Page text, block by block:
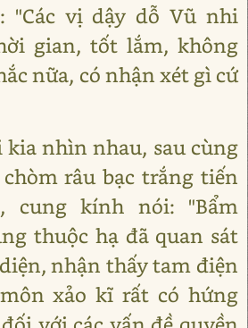
"Các vị dậy dỗ Vũ nhi
gian, tốt lắm, không
nữa, có nhận xét gì cứ
nhìn nhau, sau cùng
râu bạc trắng tiến
cung kính nói: "Bẩm
thuộc hạ đã quan sát
nhận thấy tam điện
xảo kĩ rất có hứng